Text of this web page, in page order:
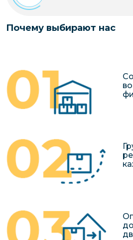
Почему выбирают нас